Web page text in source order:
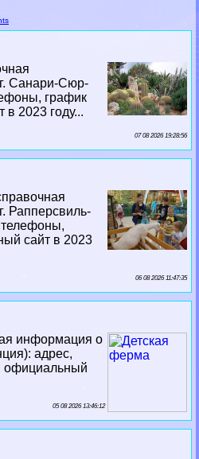
Санари-Сюр-
график
2023 году...
07 08 2026 19:28:56
Рапперсвиль-
сайт в 2023
06 08 2026 11:47:35
информация о
адрес,
официальный
05 08 2026 13:46:12